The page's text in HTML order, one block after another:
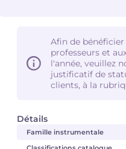
Détails
Famille instrumentale
Afin de bénéficier
professeurs et
l'année, veuillez
justificatif de
clients, à la
Fabien TOUCHARD
Jean-François VERDIER
Pierre WISSMER
Fabien TOUCHARD
Jean-François VERDIER
Pierre WISSMER